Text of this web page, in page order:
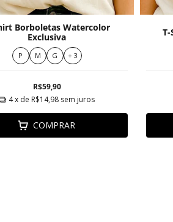
Borboletas Watercolor
Exclusiva
P M G + 3
R$59,90
4x de R$14,98 sem juros
COMPRAR